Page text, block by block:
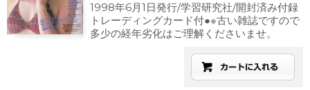
1998年6月1日発行/学習研究社/開封済み付録
トレーディングカード付●※古い雑誌ですので
多少の経年劣化はご理解くださいませ。